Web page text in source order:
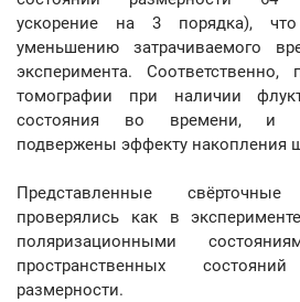
ускорение на 3 порядка),
уменьшению затрачиваемого
эксперимента. Соответственно,
томографии при наличии
состояния во времени, и
подвержены эффекту накопления
Представленные
проверялись как в
поляризационными
пространственных
размерности.